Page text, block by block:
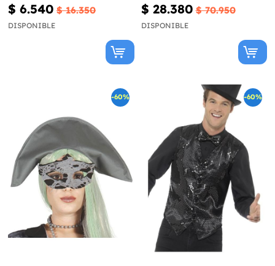
$ 6.540 $ 16.350
DISPONIBLE
$ 28.380 $ 70.950
DISPONIBLE
-60% -60%